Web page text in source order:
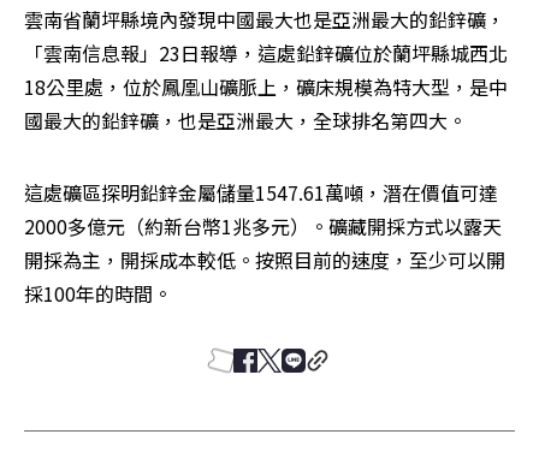
雲南省蘭坪縣境內發現中國最大也是亞洲最大的鉛鋅礦，
「雲南信息報」23日報導，這處鉛鋅礦位於蘭坪縣城西北
18公里處，位於鳳凰山礦脈上，礦床規模為特大型，是中
國最大的鉛鋅礦，也是亞洲最大，全球排名第四大。
這處礦區探明鉛鋅金屬儲量1547.61萬噸，潛在價值可達
2000多億元（約新台幣1兆多元）。礦藏開採方式以露天
開採為主，開採成本較低。按照目前的速度，至少可以開
採100年的時間。